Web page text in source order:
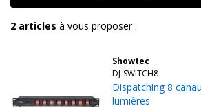
votre show lumineux depuis une cabine de
aux DJ en discomobile, aux bar, club ou
2 articles à vous proposer :
Showtec
DJ-SWITCH8
Dispatching 8
lumières